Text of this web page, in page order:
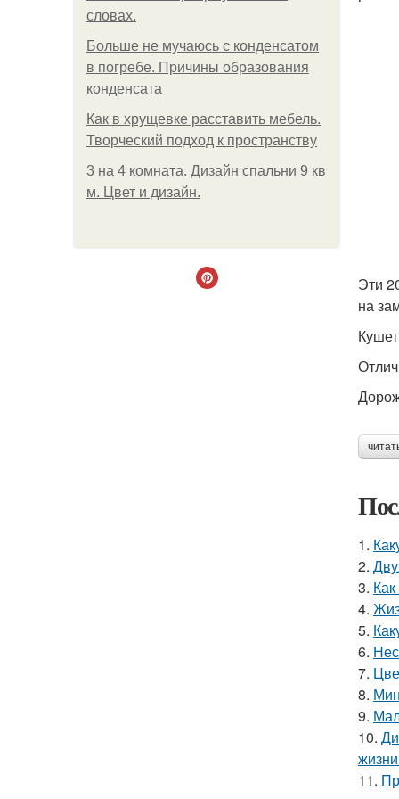
словах.
Больше не мучаюсь с конденсатом
в погребе. Причины образования
конденсата
Как в хрущевке расставить мебель.
Творческий подход к пространству
3 на 4 комната. Дизайн спальни 9 кв
м. Цвет и дизайн.
Эти
на
1.
2.
3.
4.
5.
6.
7.
8.
9.
10.
11.